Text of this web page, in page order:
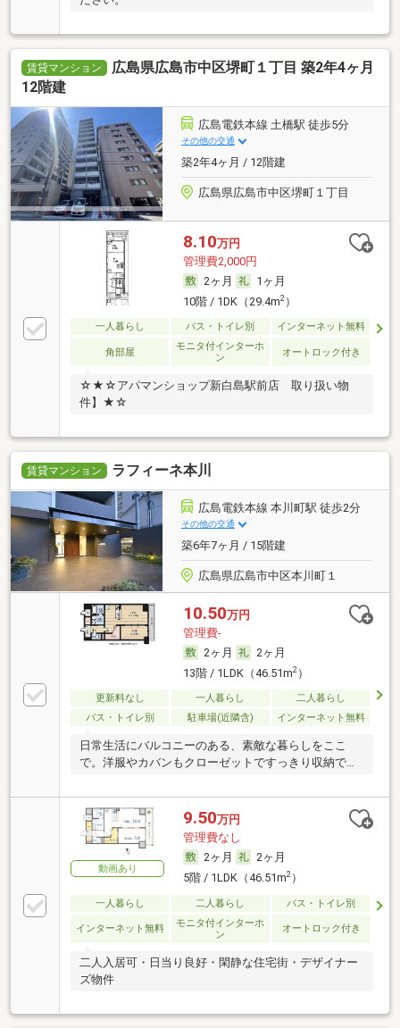
賃貸マンション
広島県広島市中区堺町１丁目 築2年4ヶ月
12階建
広島電鉄本線 土橋駅 徒歩5分
その他の交通
築2年4ヶ月 / 12階建
広島県広島市中区堺町１丁目
8.10万円
管理費2,000円
2ヶ月
1ヶ月
10階 / 1DK（29.4m2）
一人暮らし バス・トイレ別 インターネット無料
角部屋
モニタ付インターホ
ン
オートロック付き
☆★☆アパマンショップ新白島駅前店 取り扱い物
件】★☆
賃貸マンション ラフィーネ本川
広島電鉄本線 本川町駅 徒歩2分
その他の交通
築6年7ヶ月 / 15階建
広島県広島市中区本川町１
10.50万円
管理費-
2ヶ月
2ヶ月
13階 / 1LDK（46.51m2）
更新料なし 一人暮らし
二人暮らし
バス・トイレ別
駐車場(近隣含) インターネット無料
日常生活にバルコニーのある、素敵な暮らしをここ
で。洋服やカバンもクローゼットですっきり収納でき
動画あり
9.50万円
管理費なし
2ヶ月
2ヶ月
5階 / 1LDK（46.51m2）
一人暮らし 二人暮らし バス・トイレ別
インターネット無料
モニタ付インターホ
ン
オートロック付き
二人入居可・日当り良好・閑静な住宅街・デザイナー
ズ物件